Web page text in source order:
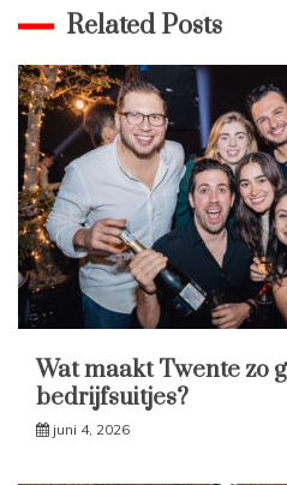
Related Posts
Wat maakt Twente zo
bedrijfsuitjes?
juni 4, 2026